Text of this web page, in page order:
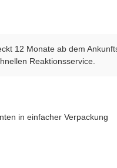
12 Monate ab dem
Reaktionsservice.
in einfacher Verpackung